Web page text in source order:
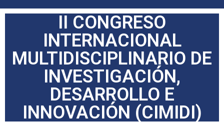
II CONGRESO
INTERNACIONAL
MULTIDISCIPLINARIO DE
INVESTIGACIÓN,
DESARROLLO E
INNOVACIÓN (CIMIDI)